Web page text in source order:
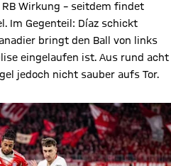
Wirkung – seitdem findet
Im Gegenteil: Díaz schickt
bringt den Ball von links
eingelaufen ist. Aus rund acht
jedoch nicht sauber aufs Tor.